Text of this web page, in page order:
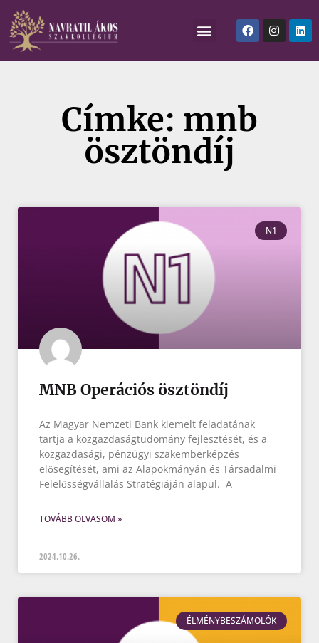
Címke: mnb
ösztöndíj
N1
MNB Operációs ösztöndíj
Az Magyar Nemzeti Bank kiemelt feladatának
tartja a közgazdaságtudomány fejlesztését, és a
közgazdasági, pénzügyi szakemberképzés
elősegítését, ami az Alapokmányán és Társadalmi
Felelősségvállalás Stratégiáján alapul. A
TOVÁBB OLVASOM »
2024.10.26.
ÉLMÉNYBESZÁMOLÓK